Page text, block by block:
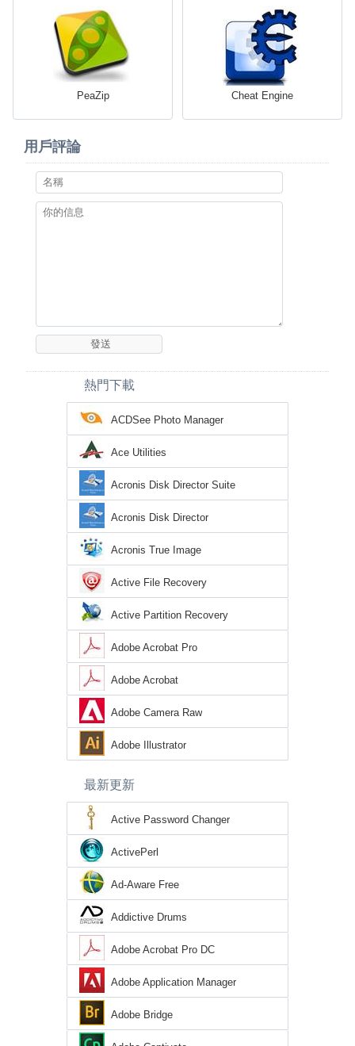
PeaZip Cheat Engine
用戶評論
熱門下載
ACDSee Photo Manager
Ace Utilities
Acronis Disk Director Suite
Acronis Disk Director
Acronis True Image
Active File Recovery
Active Partition Recovery
Adobe Acrobat Pro
Adobe Acrobat
Adobe Camera Raw
Adobe Illustrator
最新更新
Active Password Changer
ActivePerl
Ad-Aware Free
Addictive Drums
Adobe Acrobat Pro DC
Adobe Application Manager
Adobe Bridge